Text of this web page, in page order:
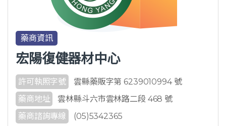
藥商資訊
宏陽復健器材中心
許可執照字號
雲縣藥販字第 6239010994 號
藥商地址
雲林縣斗六市雲林路二段 468 號
藥商諮詢專線
(05)5342365